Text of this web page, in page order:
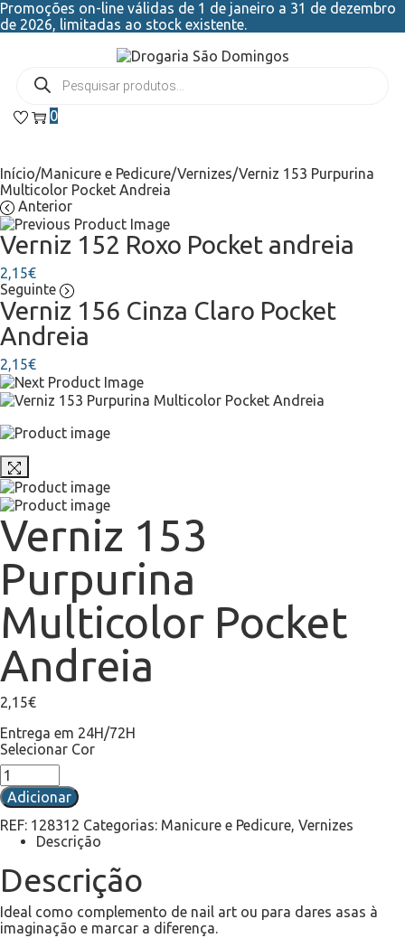
Promoções on-line válidas de 1 de janeiro a 31 de dezembro
de 2026, limitadas ao stock existente.
0
Início/Manicure e Pedicure/Vernizes/Verniz 153 Purpurina
Multicolor Pocket Andreia
Anterior
Verniz 152 Roxo Pocket andreia
2,15€
Seguinte
Verniz 156 Cinza Claro Pocket
Andreia
2,15€
Verniz 153
Purpurina
Multicolor Pocket
Andreia
2,15€
Entrega em 24H/72H
Selecionar Cor
Adicionar
REF: 128312 Categorias: Manicure e Pedicure, Vernizes
Descrição
Descrição
Ideal como complemento de nail art ou para dares asas à
imaginação e marcar a diferença.